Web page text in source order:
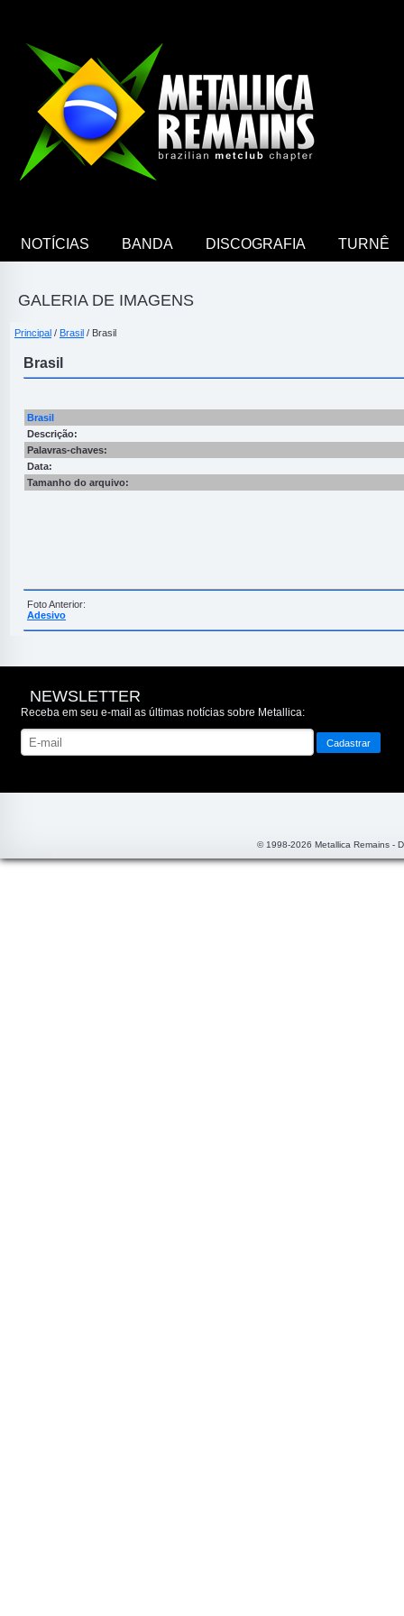
NOTÍCIAS BANDA DISCOGRAFIA TURNÊ
GALERIA DE IMAGENS
Principal / Brasil / Brasil
Brasil
Brasil
Descrição:
Palavras-chaves:
Data:
Tamanho do arquivo:
Foto Anterior:
Adesivo
NEWSLETTER
Receba em seu e-mail as últimas notícias sobre Metallica:
© 1998-2026 Metallica Remains -